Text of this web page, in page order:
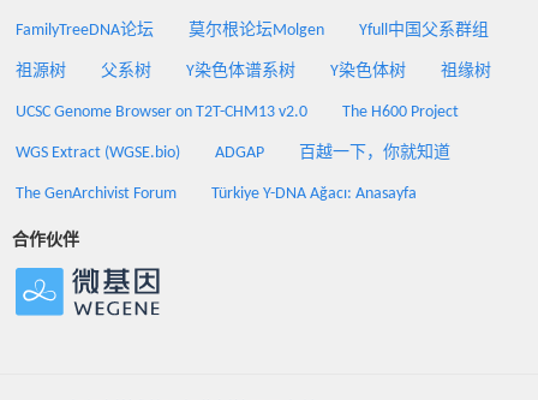
FamilyTreeDNA论坛 莫尔根论坛Molgen Yfull中国父系群组
祖源树 父系树 Y染色体谱系树 Y染色体树 祖缘树
UCSC Genome Browser on T2T-CHM13 v2.0 The H600 Project
WGS Extract (WGSE.bio) ADGAP 百越一下，你就知道
The GenArchivist Forum Türkiye Y-DNA Ağacı: Anasayfa
合作伙伴